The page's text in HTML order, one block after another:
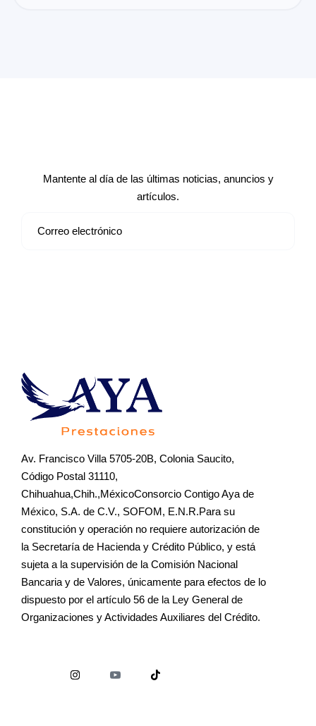
Mantente al día de las últimas noticias, anuncios y
artículos.
Av. Francisco Villa 5705-20B, Colonia Saucito,
Código Postal 31110,
Chihuahua,Chih.,MéxicoConsorcio Contigo Aya de
México, S.A. de C.V., SOFOM, E.N.R.Para su
constitución y operación no requiere autorización de
la Secretaría de Hacienda y Crédito Público, y está
sujeta a la supervisión de la Comisión Nacional
Bancaria y de Valores, únicamente para efectos de lo
dispuesto por el artículo 56 de la Ley General de
Organizaciones y Actividades Auxiliares del Crédito.